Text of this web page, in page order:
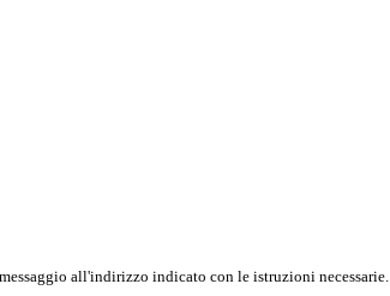
all'indirizzo indicato con le istruzioni necessarie.